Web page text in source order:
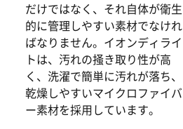
だけではなく、それ自体が衛生
的に管理しやすい素材でなけれ
ばなりません。イオンディライ
トは、汚れの掻き取り性が高
く、洗濯で簡単に汚れが落ち、
乾燥しやすいマイクロファイバ
ー素材を採用しています。